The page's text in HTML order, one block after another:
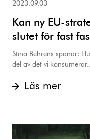
2023.09.03
Kan ny EU-
slutet för fast
Stina Behrens spanar:
del av det vi
Läs mer